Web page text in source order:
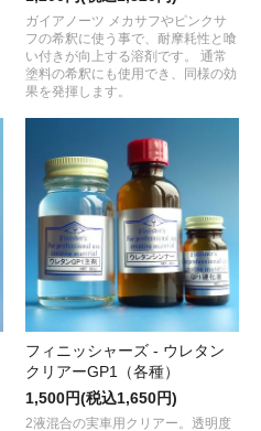
ガイアノーツ メカサフやピンクサ
フの希釈に使う事で、耐摩耗性と喰
い付きが向上する溶剤です。 通常
塗料の希釈にも使用でき、同様の効
果を発揮します。
フィニッシャーズ - ウレタン
クリアーGP1（各種）
1,500円(税込1,650円)
2液混合の実車用クリアー。透明度